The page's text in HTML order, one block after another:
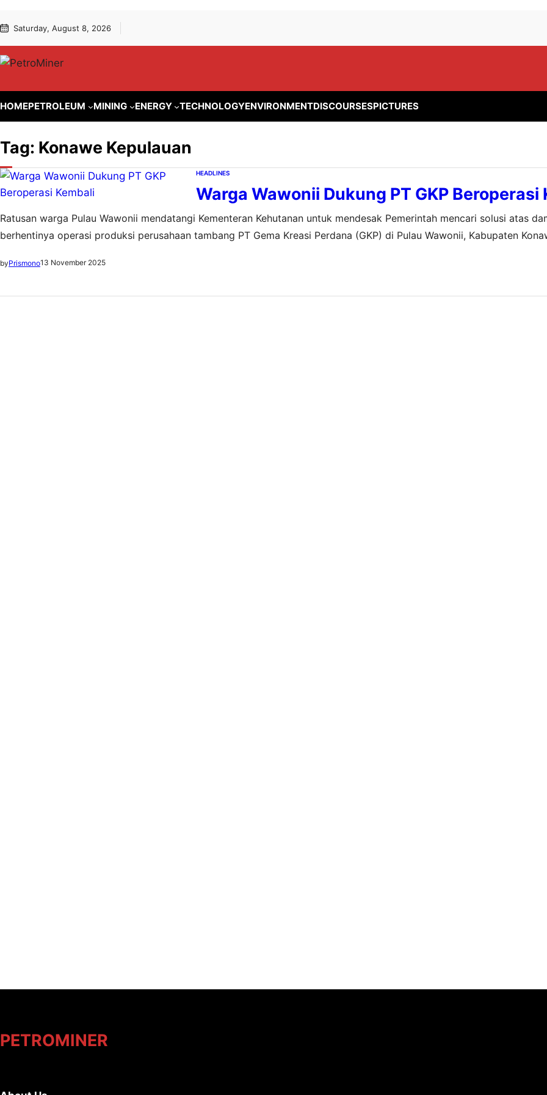
ke
to Saturday, August 8, 2026
HOMEPETROLEUM MINING ENERGY TECHNOLOGYENVIRONMENTDISCOURSESPICTURES
Tag: Konawe Kepulauan
HEADLINES
Warga Wawonii Dukung PT GKP Beroperasi
Ratusan warga Pulau Wawonii mendatangi Kementeran Kehutanan untuk mendesak Pemerintah mencari solusi atas
berhentinya operasi produksi perusahaan tambang PT Gema Kreasi Perdana (GKP) di Pulau Wawonii, Kabupaten
byPrismono13 November 2025
PETROMINER